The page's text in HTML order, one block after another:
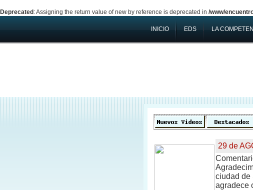
Deprecated : Assigning the return value of new by reference is deprecated in /www/
INICIO EDS LA
29 de
ciudad de
agradece